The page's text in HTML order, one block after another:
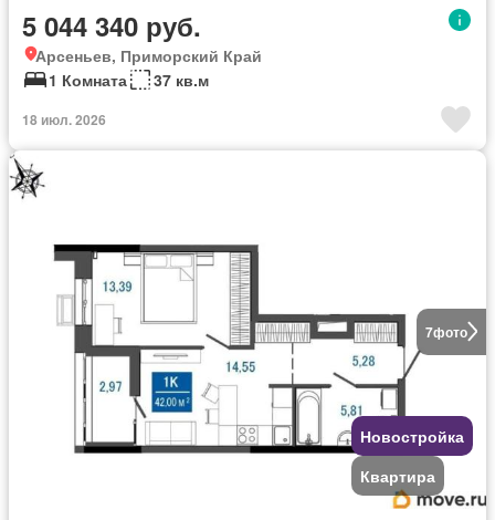
5 044 340 руб.
Арсеньев, Приморский Край
1 Комната
37 кв.м
18 июл. 2026
7фото
Новостройка
Квартира